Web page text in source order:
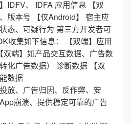
IDFV、 IDFA 应用信息 【双
版本号 【仅Android】 宿主应
态、可疑行为 第三方开发者可
收集如下信息： 【双端】应用
双端】如产品交互数据、广告数
化广告数据） 诊断数据 【双
数据
放、广告归因、反作弊、安
崩溃、提供稳定可靠的广告